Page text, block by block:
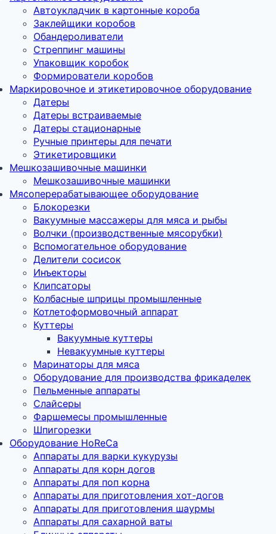
Автоукладчик в картонные короба
Заклейщики коробов
Обандероливатели
Стреппинг машины
Упаковщик коробок
Формирователи коробов
Маркировочное и этикетировочное оборудование
Датеры
Датеры встраиваемые
Датеры стационарные
Ручные принтеры для печати
Этикетировщики
Мешкозашивочные машинки
Мешкозашивочные машинки
Мясоперерабатывающее оборудование
Блокорезки
Вакуумные массажеры для мяса и рыбы
Волчки (производственные мясорубки)
Вспомогательное оборудование
Делители сосисок
Инъекторы
Клипсаторы
Колбасные шприцы промышленные
Котлетоформовочный аппарат
Куттеры
Вакуумные куттеры
Невакуумные куттеры
Маринаторы для мяса
Оборудование для производства фрикаделек
Пельменные аппараты
Слайсеры
Фаршемесы промышленные
Шпигорезки
Оборудование HoReCa
Аппараты для варки кукурузы
Аппараты для корн догов
Аппараты для поп корна
Аппараты для приготовления хот-догов
Аппараты для приготовления шаурмы
Аппараты для сахарной ваты